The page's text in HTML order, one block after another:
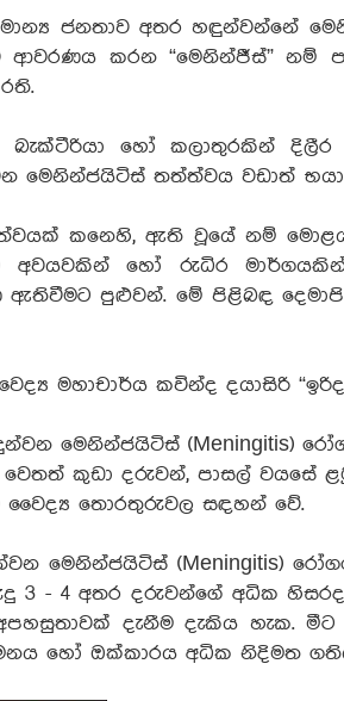
ජනතාව අතර හඳුන්වන්නේ
ආවරණය කරන “මෙනින්ජීස්” නම්
බැක්ටීරියා හෝ කලාතුරකින්
මෙනින්ජයිටිස් තත්ත්වය වඩාත්
කනෙහි, ඇති වූයේ නම්
අවයවකින් හෝ රුධිර
පුළුවන්. මේ පිළිබඳ
මහාචාර්ය කවින්ද දයාසිරි
මෙනින්ජයිටිස් (Meningitis)
කුඩා දරුවන්, පාසල් වයසේ
වෛද්‍ය තොරතුරුවල සඳහන් වේ.
මෙනින්ජයිටිස් (Meningitis)
3 - 4 අතර දරුවන්ගේ අධික
දැනීම දැකිය හැක.
හෝ ඔක්කාරය අධික නිදිමත